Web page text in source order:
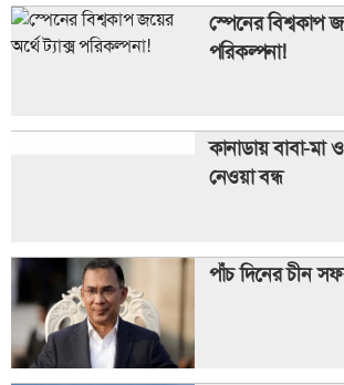
সংক্রান্ত দমন-পীড়ন আবারো বেড়েছে।স্পেনের বিশ্বকাপ
পরিকল্পনা!
কানাডায় বাবা-মা
নেওয়া বন্ধ
পাঁচ দিনের চীন